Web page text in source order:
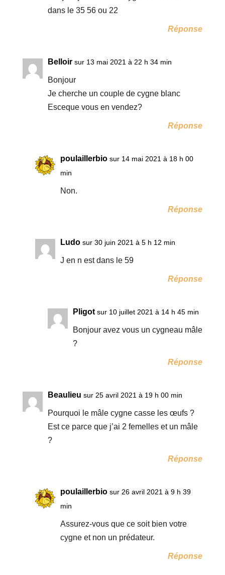
dans le 35 56 ou 22
Réponse
Belloir sur 13 mai 2021 à 22 h 34 min
Bonjour
Je cherche un couple de cygne blanc
Esceque vous en vendez?
Réponse
poulaillerbio sur 14 mai 2021 à 18 h 00
min
Non.
Réponse
Ludo sur 30 juin 2021 à 5 h 12 min
J en n est dans le 59
Réponse
Pligot sur 10 juillet 2021 à 14 h 45 min
Bonjour avez vous un cygneau mâle
?
Réponse
Beaulieu sur 25 avril 2021 à 19 h 00 min
Pourquoi le mâle cygne casse les œufs ?
Est ce parce que j’ai 2 femelles et un mâle
?
Réponse
poulaillerbio sur 26 avril 2021 à 9 h 39
min
Assurez-vous que ce soit bien votre
cygne et non un prédateur.
Réponse